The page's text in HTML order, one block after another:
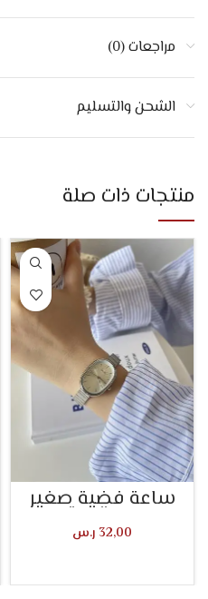
مراجعات (0)
الشحن والتسليم
منتجات ذات صلة
ساعة فضية صغير
مستديرة
32,00 ر.س